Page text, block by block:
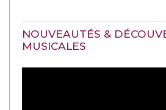
NOUVEAUTÉS &
MUSICALES